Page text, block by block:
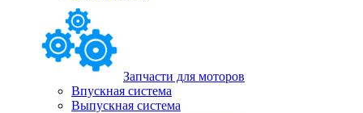
Запчасти для моторов
Впускная система
Выпускная система